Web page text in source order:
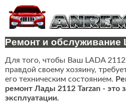
Ремонт и обслуживание
Для того, чтобы Ваш LADA
правдой своему хозяину,
его техническим состоянием.
ремонт Лады 2112 Tarzan - это
эксплуатации.